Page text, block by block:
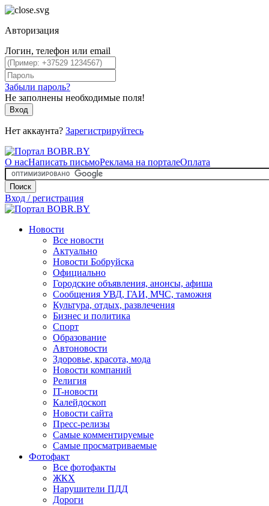
Авторизация
Логин, телефон или email
Забыли пароль?
Не заполнены необходимые поля!
Вход
Нет аккаунта? Зарегистрируйтесь
О насНаписать письмоРеклама на порталеОплата
Поиск
Вход / регистрация
Новости
Все новости
Актуально
Новости Бобруйска
Официально
Городские объявления, анонсы, афиша
Сообщения УВД, ГАИ, МЧС, таможня
Культура, отдых, развлечения
Бизнес и политика
Спорт
Образование
Автоновости
Здоровье, красота, мода
Новости компаний
Религия
IT-новости
Калейдоскоп
Новости сайта
Пресс-релизы
Самые комментируемые
Самые просматриваемые
Фотофакт
Все фотофакты
ЖКХ
Нарушители ПДД
Дороги